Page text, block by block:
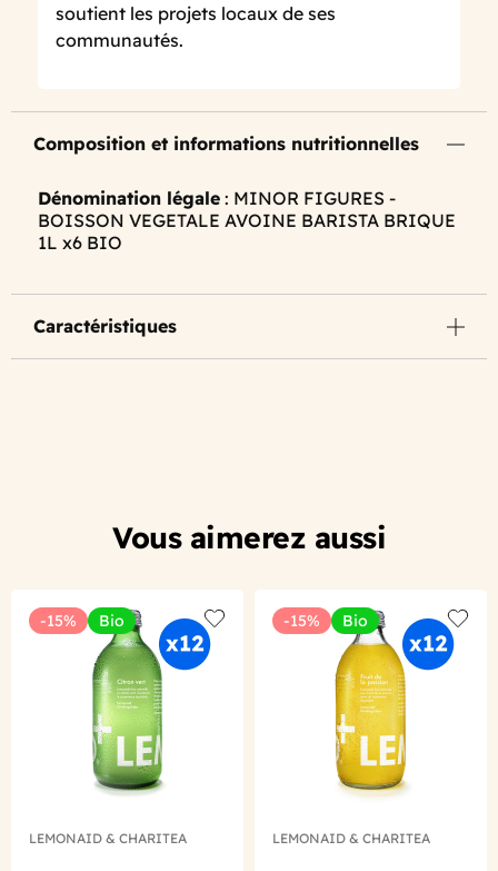
soutient les projets locaux de ses
communautés.
Composition et informations nutritionnelles
Dénomination légale : MINOR FIGURES -
BOISSON VEGETALE AVOINE BARISTA BRIQUE
1L x6 BIO
Caractéristiques
Vous aimerez aussi
-15% Bio
Add to wishlist
LEMONAID & CHARITEA
-15% Bio
Add
LEMONAID & CHARITEA